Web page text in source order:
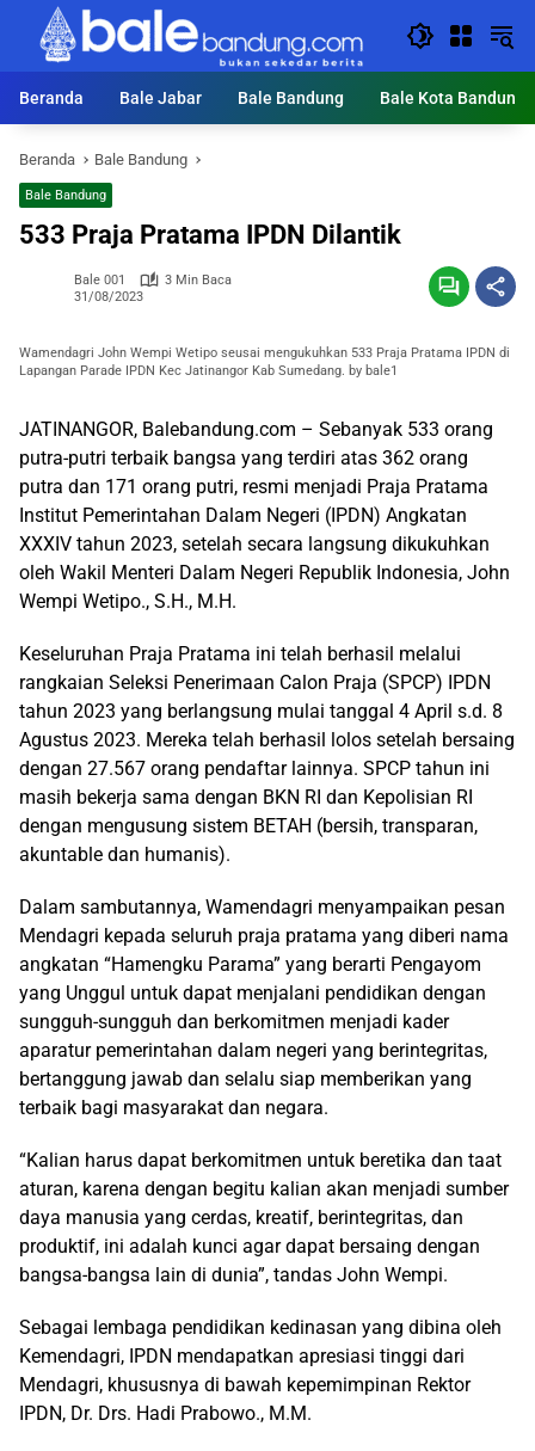
Langsung
konten
Beranda
Bale Jabar Bale Bandung Bale Kota Bandung
Beranda Bale Bandung
Bale Bandung
533 Praja Pratama IPDN Dilantik
Bale 001
3 Min Baca
31/08/2023
Wamendagri John Wempi Wetipo seusai mengukuhkan 533 Praja Pratama IPDN di
Lapangan Parade IPDN Kec Jatinangor Kab Sumedang. by bale1
JATINANGOR, Balebandung.com – Sebanyak 533 orang
putra-putri terbaik bangsa yang terdiri atas 362 orang
putra dan 171 orang putri, resmi menjadi Praja Pratama
Institut Pemerintahan Dalam Negeri (IPDN) Angkatan
XXXIV tahun 2023, setelah secara langsung dikukuhkan
oleh Wakil Menteri Dalam Negeri Republik Indonesia, John
Wempi Wetipo., S.H., M.H.
Keseluruhan Praja Pratama ini telah berhasil melalui
rangkaian Seleksi Penerimaan Calon Praja (SPCP) IPDN
tahun 2023 yang berlangsung mulai tanggal 4 April s.d. 8
Agustus 2023. Mereka telah berhasil lolos setelah bersaing
dengan 27.567 orang pendaftar lainnya. SPCP tahun ini
masih bekerja sama dengan BKN RI dan Kepolisian RI
dengan mengusung sistem BETAH (bersih, transparan,
akuntable dan humanis).
Dalam sambutannya, Wamendagri menyampaikan pesan
Mendagri kepada seluruh praja pratama yang diberi nama
angkatan “Hamengku Parama” yang berarti Pengayom
yang Unggul untuk dapat menjalani pendidikan dengan
sungguh-sungguh dan berkomitmen menjadi kader
aparatur pemerintahan dalam negeri yang berintegritas,
bertanggung jawab dan selalu siap memberikan yang
terbaik bagi masyarakat dan negara.
“Kalian harus dapat berkomitmen untuk beretika dan taat
aturan, karena dengan begitu kalian akan menjadi sumber
daya manusia yang cerdas, kreatif, berintegritas, dan
produktif, ini adalah kunci agar dapat bersaing dengan
bangsa-bangsa lain di dunia”, tandas John Wempi.
Sebagai lembaga pendidikan kedinasan yang dibina oleh
Kemendagri, IPDN mendapatkan apresiasi tinggi dari
Mendagri, khususnya di bawah kepemimpinan Rektor
IPDN, Dr. Drs. Hadi Prabowo., M.M.